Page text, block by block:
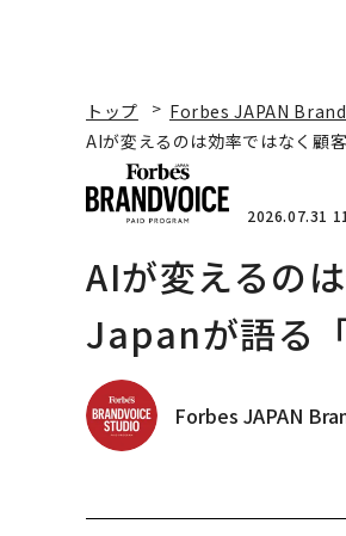
トップ Forbes JAPAN
AIが変えるのは効率ではなく
2026.07.31
AIが変えるの
Japanが語る
Forbes JAPAN